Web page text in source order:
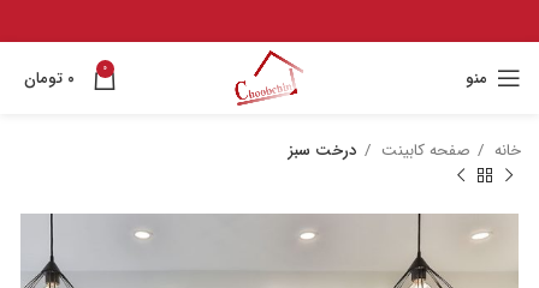
منو 0 ۰ تومان
خانه صفحه کابینت درخت سبز